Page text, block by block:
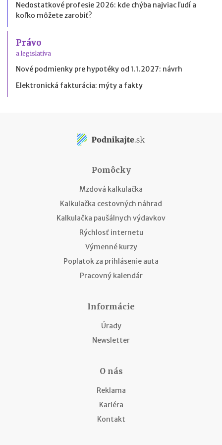
Nedostatkové profesie 2026: kde chýba najviac ľudí a
koľko môžete zarobiť?
Právo
a legislatíva
Nové podmienky pre hypotéky od 1.1.2027: návrh
Elektronická fakturácia: mýty a fakty
Pomôcky
Mzdová kalkulačka
Kalkulačka cestovných náhrad
Kalkulačka paušálnych výdavkov
Rýchlosť internetu
Výmenné kurzy
Poplatok za prihlásenie auta
Pracovný kalendár
Informácie
Úrady
Newsletter
O nás
Reklama
Kariéra
Kontakt